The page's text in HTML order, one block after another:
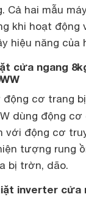
Cả hai mẫu
khi hoạt
hiệu năng
cửa ngang
cơ trang
dùng động
với động cơ
tượng rung
bị trờn, dão.
inverter cửa